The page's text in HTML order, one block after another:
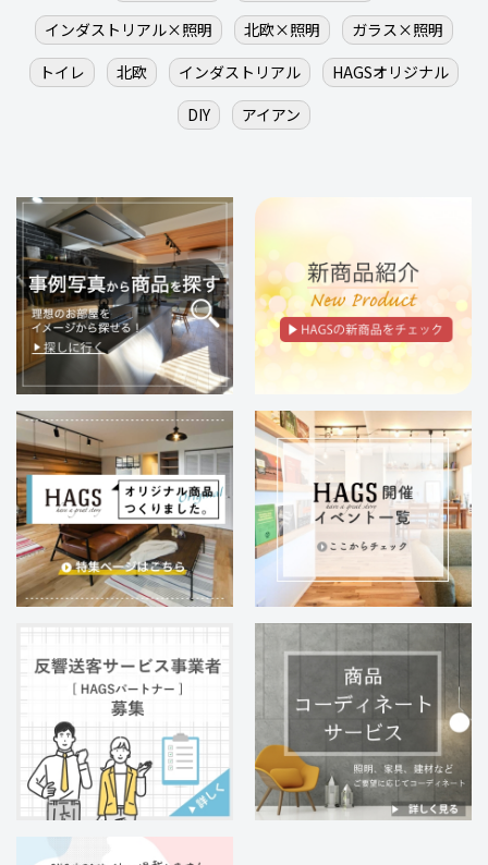
インダストリアル×照明
北欧×照明
ガラス×照明
トイレ
北欧 インダストリアル
HAGSオリジナル
DIY
アイアン